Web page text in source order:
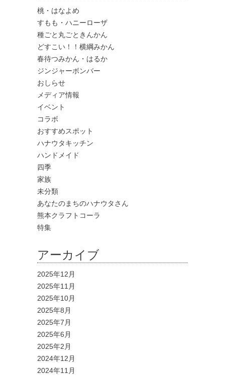
桃・はなよめ
すもも・ハニーローザ
種ごと丸ごときんかん
どすこい！！横綱みかん
春待つみかん・はるか
ジンジャーボンバー
おしらせ
メディア情報
イベント
コラボ
おすすめスポット
ハナウタキッチン
ハンドメイド
四季
家族
未分類
あなたのまちのハナウタさん
熊本クラフトコーラ
特集
アーカイブ
2025年12月
2025年11月
2025年10月
2025年8月
2025年7月
2025年6月
2025年2月
2024年12月
2024年11月